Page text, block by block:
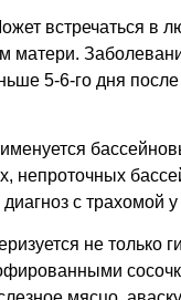
встречаться
5-6-го дня
непроточных
с трахомой
не только